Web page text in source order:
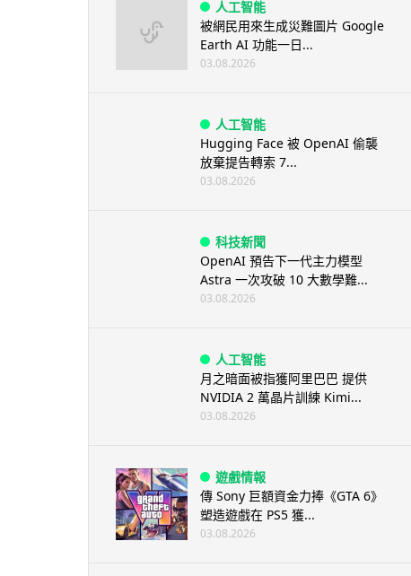
人工智能
被網民用來生成災難圖片 Google
Earth AI 功能一日...
03.08.2026
人工智能
Hugging Face 被 OpenAI 偷襲
放棄提告轉索 7...
03.08.2026
科技新聞
OpenAI 預告下一代主力模型
Astra 一次攻破 10 大數學難...
03.08.2026
人工智能
月之暗面被指獲阿里巴巴 提供
NVIDIA 2 萬晶片訓練 Kimi...
03.08.2026
遊戲情報
傳 Sony 巨額資金力捧《GTA 6》
塑造遊戲在 PS5 獲...
03.08.2026